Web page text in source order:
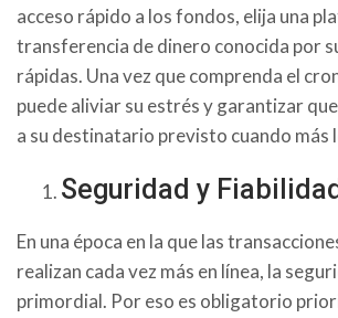
acceso rápido a los fondos, elija una
transferencia de dinero conocida por
rápidas. Una vez que comprenda el
puede aliviar su estrés y garantizar
a su destinatario previsto cuando más
Seguridad y Fiabilidad
En una época en la que las
realizan cada vez más en línea, la
primordial. Por eso es obligatorio